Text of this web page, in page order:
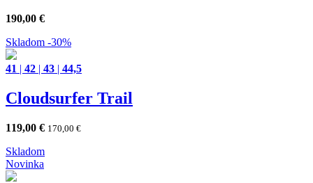
190,00 €
Skladom -30%
41 | 42 | 43 | 44,5
Cloudsurfer Trail
119,00 € 170,00 €
Skladom
Novinka